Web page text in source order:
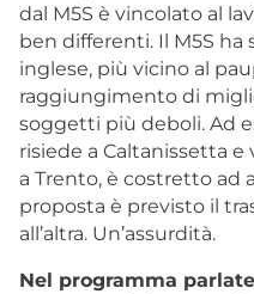
dal M5S è vincolato al
ben differenti. Il M5S
inglese, più vicino al
raggiungimento di
soggetti più deboli. Ad
risiede a Caltanissetta
a Trento, è costretto ad
proposta è previsto il
all’altra. Un’assurdità.
Nel programma